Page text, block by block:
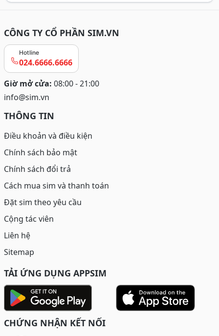
CÔNG TY CỔ PHẦN SIM.VN
Hotline
024.6666.6666
Giờ mở cửa: 08:00 - 21:00
info@sim.vn
THÔNG TIN
Điều khoản và điều kiện
Chính sách bảo mật
Chính sách đổi trả
Cách mua sim và thanh toán
Đặt sim theo yêu cầu
Cộng tác viên
Liên hệ
Sitemap
TẢI ỨNG DỤNG APPSIM
CHỨNG NHẬN KẾT NỐI